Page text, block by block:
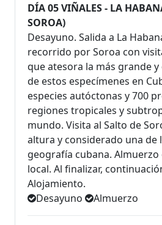
DÍA 05 VIÑALES - LA
SOROA)
Desayuno. Salida a La
recorrido por Soroa con
que atesora la más grande
de estos especímenes en
especies autóctonas y 700
regiones tropicales y
mundo. Visita al Salto de
altura y considerado una de
geografía cubana.
local. Al finalizar,
Alojamiento.
Desayuno
Almuerzo